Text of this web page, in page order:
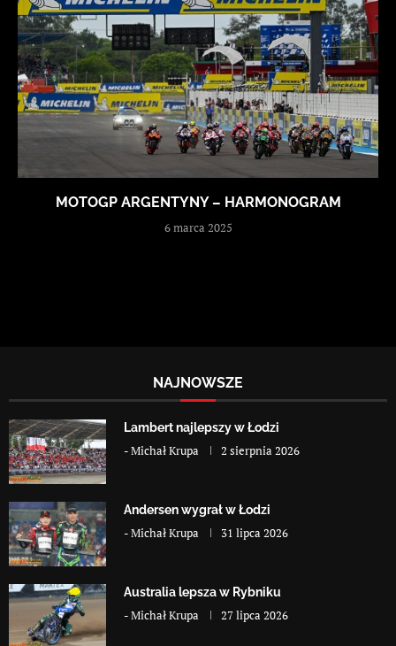
MOTOGP ARGENTYNY – HARMONOGRAM
6 marca 2025
NAJNOWSZE
Lambert najlepszy w Łodzi
-Michał Krupa 2 sierpnia 2026
Andersen wygrał w Łodzi
-Michał Krupa 31 lipca 2026
Australia lepsza w Rybniku
-Michał Krupa 27 lipca 2026